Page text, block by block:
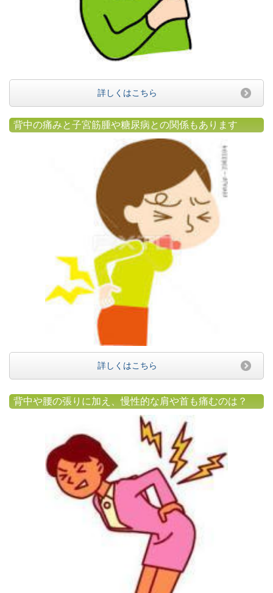
詳しくはこちら
背中の痛みと子宮筋腫や糖尿病との関係もあります
詳しくはこちら
背中や腰の張りに加え、慢性的な肩や首も痛むのは？